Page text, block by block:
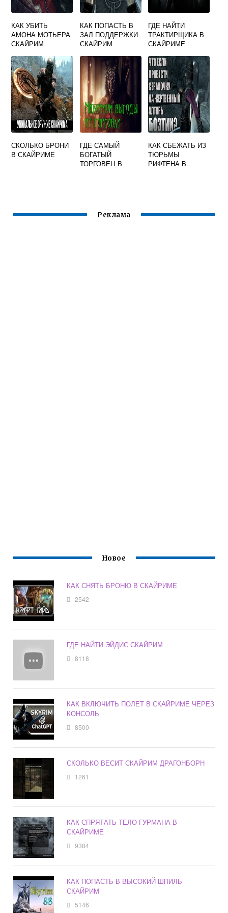
КАК УБИТЬ
АМОНА МОТЬЕРА
СКАЙРИМ
КАК ПОПАСТЬ В
ЗАЛ ПОДДЕРЖКИ
СКАЙРИМ
ГДЕ НАЙТИ
ТРАКТИРЩИКА В
СКАЙРИМЕ
СКОЛЬКО БРОНИ
В СКАЙРИМЕ
ГДЕ САМЫЙ
БОГАТЫЙ
ТОРГОВЕЦ В
КАК СБЕЖАТЬ ИЗ
ТЮРЬМЫ
РИФТЕНА В
Реклама
Новое
КАК СНЯТЬ БРОНЮ В СКАЙРИМЕ
2542
ГДЕ НАЙТИ ЭЙДИС СКАЙРИМ
8118
КАК ВКЛЮЧИТЬ ПОЛЕТ В СКАЙРИМЕ ЧЕРЕЗ
КОНСОЛЬ
8500
СКОЛЬКО ВЕСИТ СКАЙРИМ ДРАГОНБОРН
1261
КАК СПРЯТАТЬ ТЕЛО ГУРМАНА В
СКАЙРИМЕ
9384
КАК ПОПАСТЬ В ВЫСОКИЙ ШПИЛЬ
СКАЙРИМ
5146